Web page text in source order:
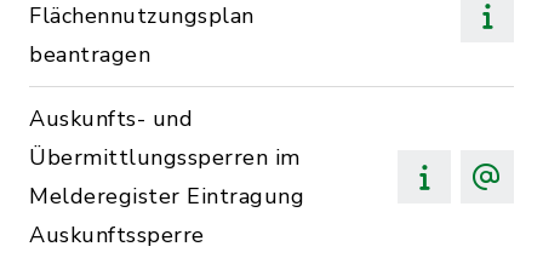
Flächennutzungsplan
beantragen
Auskunfts- und
Übermittlungssperren im
Melderegister Eintragung
Auskunftssperre